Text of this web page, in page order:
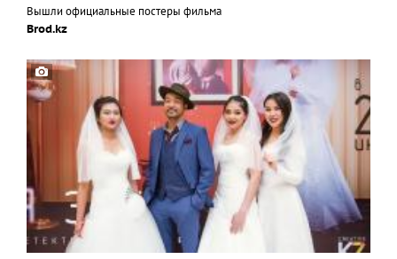
Вышли официальные постеры фильма
Brod.kz